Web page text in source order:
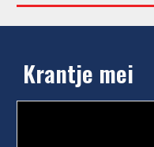
Krantje mei